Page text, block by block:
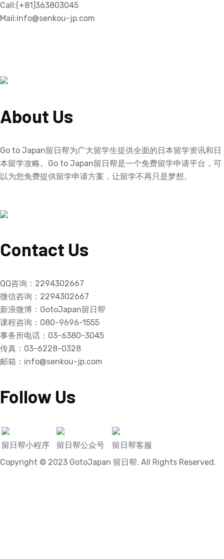
Call:(+81)363803045
Mail:info@senkou-jp.com
About Us
Go to Japan留日帮为广大留学生提供全面的日本留学资讯和日
本留学攻略。Go to Japan留日帮是一个免费留学申请平台，可
以为您免费提供留学申请方案，让留学不再只是梦想。
Contact Us
QQ咨询：2294302667
微信咨询：2294302667
新浪微博：GotoJapan留日帮
课程咨询：080-9696-1555
事务所电话：03-6380-3045
传真：03-6228-0328
邮箱：info@senkou-jp.com
Follow Us
留日帮小程序 留日帮公众号
留日帮客服
Copyright © 2023 GotoJapan 留日帮. All Rights Reserved.